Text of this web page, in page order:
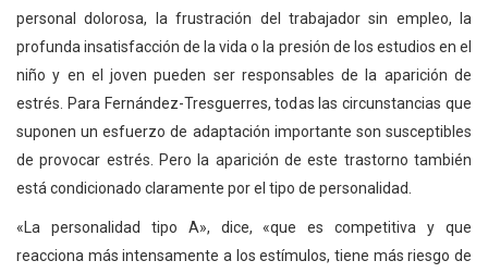
personal dolorosa, la frustración del trabajador sin empleo, la
profunda insatisfacción de la vida o la presión de los estudios en el
niño y en el joven pueden ser responsables de la aparición de
estrés. Para Fernández-Tresguerres, todas las circunstancias que
suponen un esfuerzo de adaptación importante son susceptibles
de provocar estrés. Pero la aparición de este trastorno también
está condicionado claramente por el tipo de personalidad.
«La personalidad tipo A», dice, «que es competitiva y que
reacciona más intensamente a los estímulos, tiene más riesgo de